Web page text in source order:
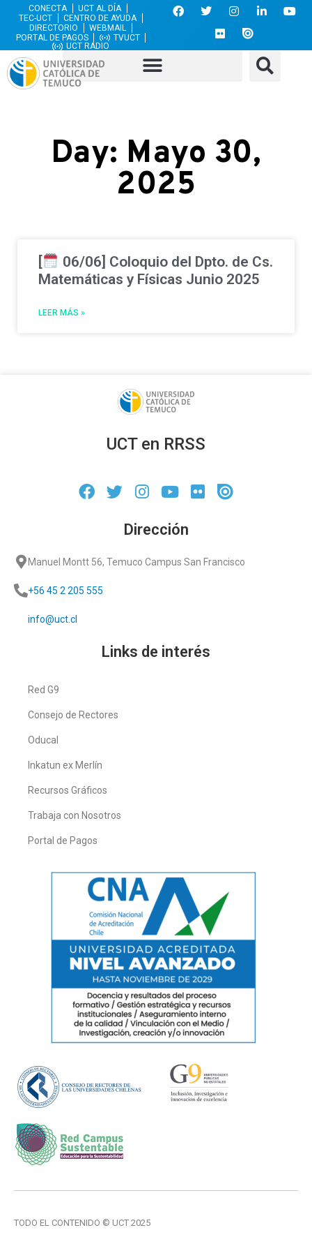
CONECTA
UCT AL DÍA
TEC-UCT
CENTRO DE AYUDA
DIRECTORIO
WEBMAIL
PORTAL DE PAGOS
TVUCT
UCT RADIO
Day: Mayo 30,
2025
[
06/06] Coloquio del Dpto. de Cs.
Matemáticas y Físicas Junio 2025
LEER MÁS »
UCT en RRSS
Dirección
Manuel Montt 56, Temuco Campus San Francisco
+56 45 2 205 555
info@uct.cl
Links de interés
Red G9
Consejo de Rectores
Oducal
Inkatun ex Merlín
Recursos Gráficos
Trabaja con Nosotros
Portal de Pagos
TODO EL CONTENIDO © UCT 2025